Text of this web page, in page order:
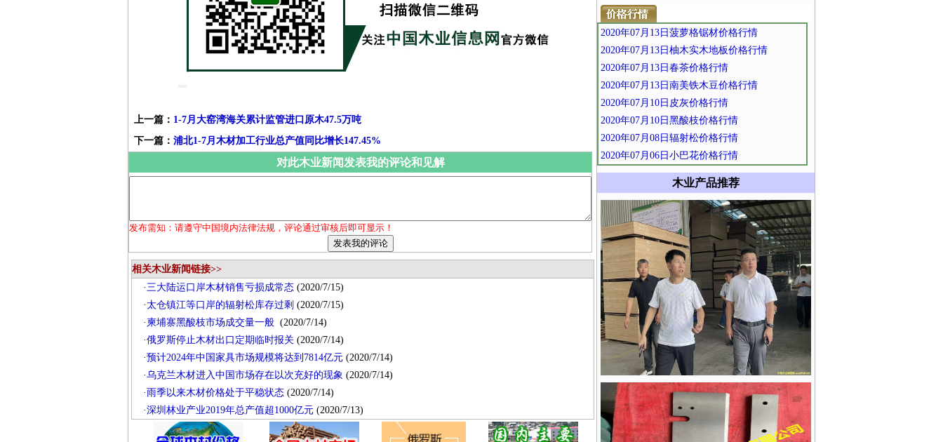
上一篇： 1-7月大窑湾海关累计监管进口原木47.5万吨
下一篇： 浦北1-7月木材加工行业总产值同比增长147.45%
对此木业新闻发表我的评论和见解
发布需知：请遵守中国境内法律法规，评论通过审核后即可显示！
相关木业新闻链接>>
·三大陆运口岸木材销售亏损成常态(2020/7/15)
· 太仓镇江等口岸的辐射松库存过剩 (2020/7/15)
· 柬埔寨黑酸枝市场成交量一般 (2020/7/14)
·俄罗斯停止木材出口定期临时报关(2020/7/14)
·预计2024年中国家具市场规模将达到7814亿元(2020/7/14)
·乌克兰木材进入中国市场存在以次充好的现象 (2020/7/14)
· 雨季以来木材价格处于平稳状态(2020/7/14)
·深圳林业产业2019年总产值超1000亿元(2020/7/13)
2020年07月13日菠萝格锯材价格行情
2020年07月13日柚木实木地板价格行情
2020年07月13日春茶价格行情
2020年07月13日南美铁木豆价格行情
2020年07月10日皮灰价格行情
2020年07月10日黑酸枝价格行情
2020年07月08日辐射松价格行情
2020年07月06日小巴花价格行情
木业产品推荐